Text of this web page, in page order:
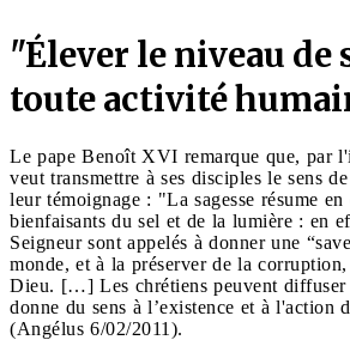
"Élever le niveau de
toute activité
Le pape Benoît XVI remarque que, par
veut transmettre à ses disciples le sens
leur témoignage : "La sagesse résume
bienfaisants du sel et de la lumière : en
Seigneur sont appelés à donner une
monde, et à la préserver de la corruption,
Dieu. […] Les chrétiens peuvent diffuser
donne du sens à l’existence et à l'action
(Angélus 6/02/2011).